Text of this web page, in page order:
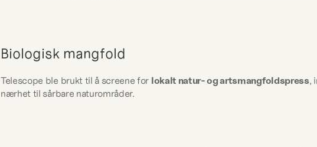
Biologisk mangfold
Telescope ble brukt til å screene for lokalt natur- og artsmangfoldspress,
nærhet til sårbare naturområder.